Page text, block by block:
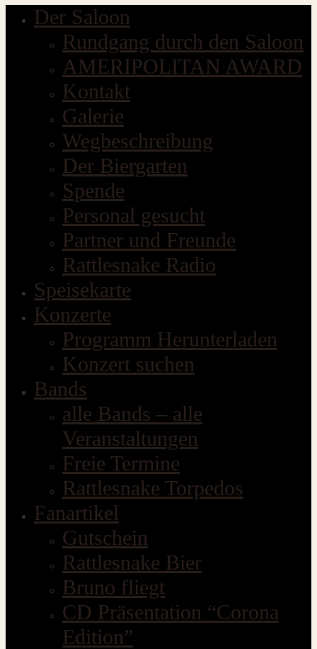
Der Saloon
Rundgang durch den Saloon
AMERIPOLITAN AWARD
Kontakt
Galerie
Wegbeschreibung
Der Biergarten
Spende
Personal gesucht
Partner und Freunde
Rattlesnake Radio
Speisekarte
Konzerte
Programm Herunterladen
Konzert suchen
Bands
alle Bands – alle
Veranstaltungen
Freie Termine
Rattlesnake Torpedos
Fanartikel
Gutschein
Rattlesnake Bier
Bruno fliegt
CD Präsentation “Corona
Edition”